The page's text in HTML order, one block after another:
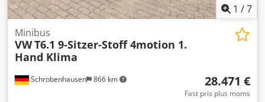
1 /7
Schrobenhausen 866 km
Minibus
VWT6.1 9-Sitzer-Stoff 4motion 1.
Hand Klima
28.471 €
Fast pris plus moms